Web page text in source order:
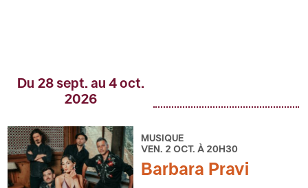
Du 28 sept. au 4 oct.
2026
MUSIQUE
VEN. 2 OCT. À 20H30
Barbara Pravi